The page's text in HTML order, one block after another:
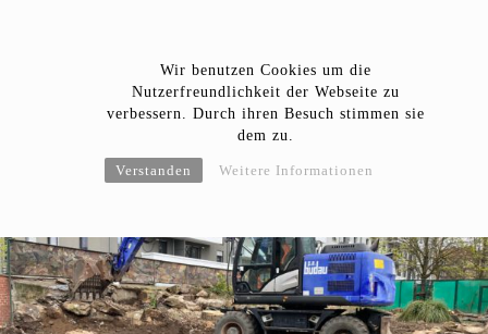
Wir benutzen Cookies um die
Nutzerfreundlichkeit der Webseite zu
verbessern. Durch ihren Besuch stimmen sie
dem zu.
Verstanden Weitere Informationen
04 | 2026 Eröffnung Bucherer Store Stuttgart